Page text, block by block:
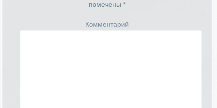
помечены *
Комментарий